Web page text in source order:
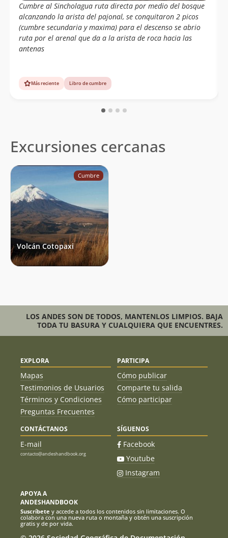
Cumbre al Sincholagua ruta directa por medio del bosque
alcanzando la arista del pajonal, se conquitaron 2 picos
(cumbre secundaria y maxima) para el descenso se abrio
ruta por el arenal que da a la arista de roca hacia las
antenas
Más reciente Libro de cumbre
Excursiones cercanas
Cumbre
Volcán Cotopaxi
LOS ANDES SON DE TODOS, MANTENLOS LIMPIOS. BAJA
TODA TU BASURA Y CUALQUIERA QUE ENCUENTRES.
EXPLORA
Mapas
Testimonios de Usuarios
Términos y Condiciones
Preguntas Frecuentes
PARTICIPA
Cómo publicar
Comparte tu salida
Cómo participar
CONTÁCTANOS
E-mail
contacto@andeshandbook.org
SÍGUENOS
Facebook
Youtube
Instagram
APOYA A
ANDESHANDBOOK
Suscríbete y accede a todos los contenidos sin limitaciones. O
colabora con una nueva ruta o montaña y obtén una suscripción
gratis y de por vida.